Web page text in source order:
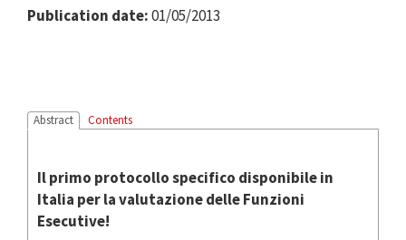
Publication date:01/05/2013
Abstract Contents
Il primo protocollo specifico disponibile in
Italia per la valutazione delle Funzioni
Esecutive!